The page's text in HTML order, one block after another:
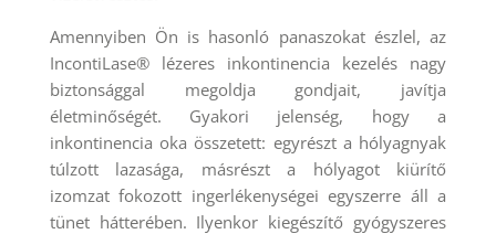
Amennyiben Ön is hasonló panaszokat észlel, az
IncontiLase® lézeres inkontinencia kezelés nagy
biztonsággal megoldja gondjait, javítja
életminőségét. Gyakori jelenség, hogy a
inkontinencia oka összetett: egyrészt a hólyagnyak
túlzott lazasága, másrészt a hólyagot kiürítő
izomzat fokozott ingerlékenységei egyszerre áll a
tünet hátterében. Ilyenkor kiegészítő gyógyszeres